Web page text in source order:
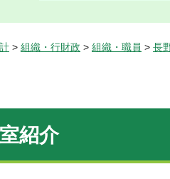
> 組織・行財政 > 組織・職員 > 長
紹介